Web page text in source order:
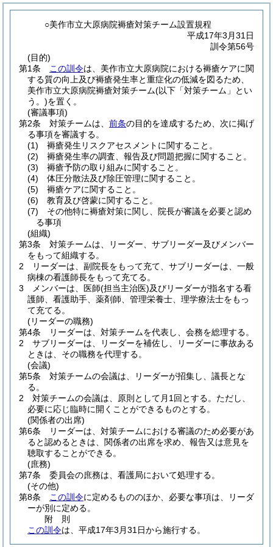
○美作市立大原病院褥瘡対策チーム設置規程
平成17年3月31日
訓令第56号
(目的)
第1条
この訓令は、美作市立大原病院における褥瘡ケアに関
する質の向上及び褥瘡発生率と重症化の低減を図るため、
美作市立大原病院褥瘡対策チーム(以下「対策チーム」とい
う。)を置く。
(審議事項)
第2条
対策チームは、 前条の目的を達成するため、次に掲げ
る事項を審議する。
(1)
褥瘡発生リスクアセスメントに関すること。
(2)
褥瘡発生率の調査、報告及び問題把握に関すること。
(3)
褥瘡予防の取り組みに関すること。
(4)
体圧分散法及び除圧管理に関すること。
(5)
褥瘡ケアに関すること。
(6)
教育及び啓蒙に関すること。
(7)
その他特に褥瘡対策に関し、院長が審議を必要と認め
る事項
(組織)
第3条
対策チームは、リーダー、サブリーダー及びメンバー
をもって組織する。
2
リーダーは、副院長をもって充て、サブリーダーは、一般
病棟の看護師長をもって充てる。
3
メンバーは、医師(担当主治医)及びリーダーが指名する看
護師、看護助手、薬剤師、管理栄養士、理学療法士をもっ
て充てる。
(リーダーの職務)
第4条
リーダーは、対策チームを代表し、会務を総理する。
2
サブリーダーは、リーダーを補佐し、リーダーに事故ある
ときは、その職務を代理する。
(会議)
第5条
対策チームの会議は、リーダーが招集し、議長とな
る。
2
対策チームの会議は、原則として月1回とする。 ただし、
必要に応じ臨時に開くことができるものとする。
(関係者の出席)
第6条
リーダーは、対策チームにおける審議のため必要があ
ると認めるときは、関係者の出席を求め、報告又は意見を
聴取することができる。
(庶務)
第7条
委員会の庶務は、看護局において処理する。
(その他)
第8条
この訓令に定めるもののほか、必要な事項は、リーダ
ーが別に定める。
附 則
この訓令は、平成17年3月31日から施行する。